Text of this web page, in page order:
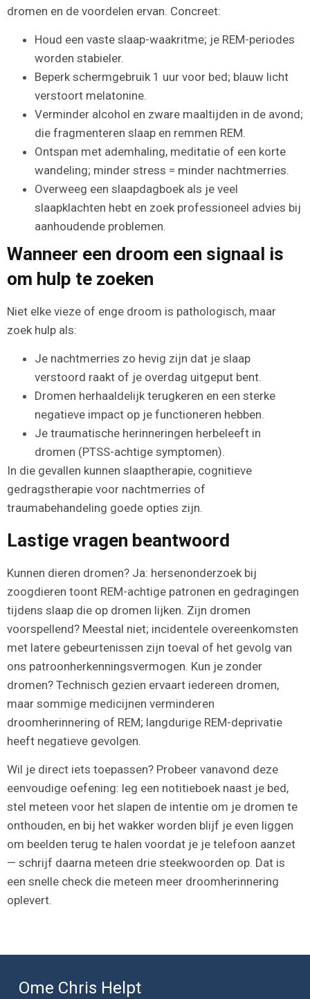
dromen en de voordelen ervan. Concreet:
Houd een vaste slaap-waakritme; je REM-periodes
worden stabieler.
Beperk schermgebruik 1 uur voor bed; blauw licht
verstoort melatonine.
Verminder alcohol en zware maaltijden in de avond;
die fragmenteren slaap en remmen REM.
Ontspan met ademhaling, meditatie of een korte
wandeling; minder stress = minder nachtmerries.
Overweeg een slaapdagboek als je veel
slaapklachten hebt en zoek professioneel advies bij
aanhoudende problemen.
Wanneer een droom een signaal is
om hulp te zoeken
Niet elke vieze of enge droom is pathologisch, maar
zoek hulp als:
Je nachtmerries zo hevig zijn dat je slaap
verstoord raakt of je overdag uitgeput bent.
Dromen herhaaldelijk terugkeren en een sterke
negatieve impact op je functioneren hebben.
Je traumatische herinneringen herbeleeft in
dromen (PTSS-achtige symptomen).
In die gevallen kunnen slaaptherapie, cognitieve
gedragstherapie voor nachtmerries of
traumabehandeling goede opties zijn.
Lastige vragen beantwoord
Kunnen dieren dromen? Ja: hersenonderzoek bij
zoogdieren toont REM-achtige patronen en gedragingen
tijdens slaap die op dromen lijken. Zijn dromen
voorspellend? Meestal niet; incidentele overeenkomsten
met latere gebeurtenissen zijn toeval of het gevolg van
ons patroonherkenningsvermogen. Kun je zonder
dromen? Technisch gezien ervaart iedereen dromen,
maar sommige medicijnen verminderen
droomherinnering of REM; langdurige REM-deprivatie
heeft negatieve gevolgen.
Wil je direct iets toepassen? Probeer vanavond deze
eenvoudige oefening: leg een notitieboek naast je bed,
stel meteen voor het slapen de intentie om je dromen te
onthouden, en bij het wakker worden blijf je even liggen
om beelden terug te halen voordat je je telefoon aanzet
— schrijf daarna meteen drie steekwoorden op. Dat is
een snelle check die meteen meer droomherinnering
oplevert.
Ome Chris Helpt